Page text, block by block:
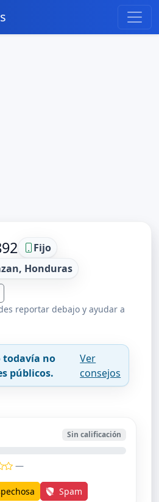
Fijo
Honduras
reportar debajo y ayudar a
todavía no
públicos.
Ver
consejos
Sin calificación
—
Spam